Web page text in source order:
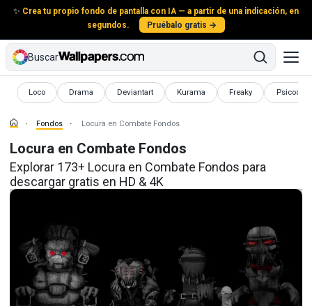
✨ Crea tu propio fondo de pantalla con IA — a partir de una indicación, en
segundos.
Pruébalo gratis →
Buscar
Loco
Fondos Drama
Fondos Deviantart
Fondos Kurama
Fondos Freaky
Fondos Fondos
Fondos Locura en Combate Fondos
Locura en Combate Fondos
Explorar 173+ Locura en Combate Fondos para
descargar gratis en HD & 4K